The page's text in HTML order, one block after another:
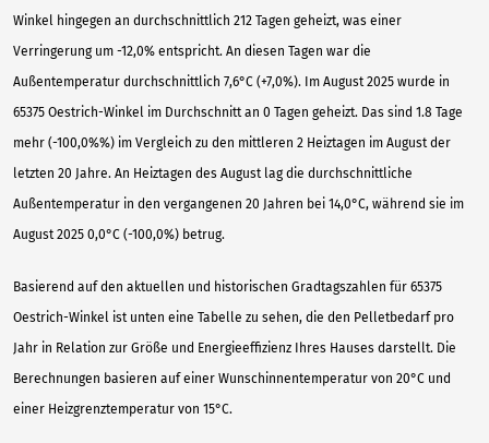
Winkel hingegen an durchschnittlich 212 Tagen geheizt, was einer
Verringerung um -12,0% entspricht. An diesen Tagen war die
Außentemperatur durchschnittlich 7,6°C (+7,0%). Im August 2025 wurde in
65375 Oestrich-Winkel im Durchschnitt an 0 Tagen geheizt. Das sind 1.8 Tage
mehr (-100,0%%) im Vergleich zu den mittleren 2 Heiztagen im August der
letzten 20 Jahre. An Heiztagen des August lag die durchschnittliche
Außentemperatur in den vergangenen 20 Jahren bei 14,0°C, während sie im
August 2025 0,0°C (-100,0%) betrug.
Basierend auf den aktuellen und historischen Gradtagszahlen für 65375
Oestrich-Winkel ist unten eine Tabelle zu sehen, die den Pelletbedarf pro
Jahr in Relation zur Größe und Energieeffizienz Ihres Hauses darstellt. Die
Berechnungen basieren auf einer Wunschinnentemperatur von 20°C und
einer Heizgrenztemperatur von 15°C.